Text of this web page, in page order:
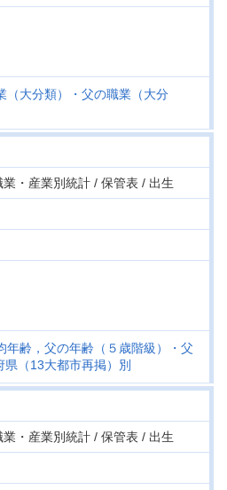
（大分類）・父の職業（大分
・産業別統計 / 保管表 / 出生
年齢，父の年齢（５歳階級）・父
（13大都市再掲）別
・産業別統計 / 保管表 / 出生